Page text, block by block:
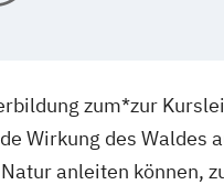
zum*zur
Wirkung des Waldes
anleiten können,